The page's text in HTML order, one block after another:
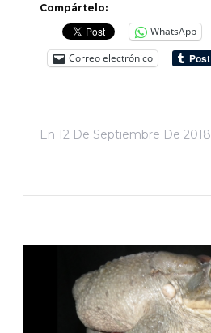
Compártelo:
WhatsApp
Correo electrónico
En 12 De Septiembre De 2018